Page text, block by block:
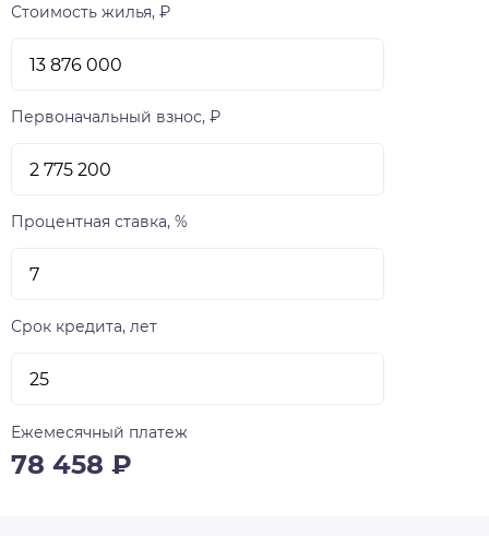
Стоимость жилья, ₽
Первоначальный взнос, ₽
Процентная ставка, %
Срок кредита, лет
Ежемесячный платеж
78 458 ₽